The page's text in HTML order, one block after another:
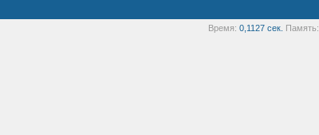
Время: 0,1127 сек. Память: